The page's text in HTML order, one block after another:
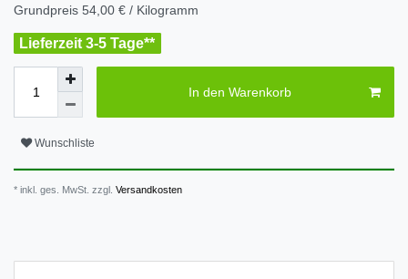
Grundpreis 54,00 € / Kilogramm
Lieferzeit 3-5 Tage**
In den Warenkorb
Wunschliste
* inkl. ges. MwSt. zzgl. Versandkosten